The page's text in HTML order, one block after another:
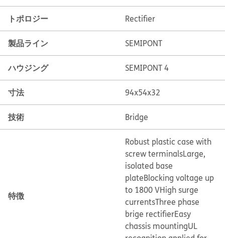
トポロジー Rectifier
製品ライン SEMIPONT
ハウジング SEMIPONT 4
寸法 94x54x32
技術 Bridge
特徴
Robust plastic case with
screw terminalsLarge,
isolated base
plateBlocking voltage up
to 1800 VHigh surge
currentsThree phase
brige rectifierEasy
chassis mountingUL